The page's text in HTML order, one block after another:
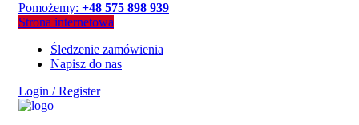
Pomożemy: +48 575 898 939
Strona internetowa
Śledzenie zamówienia
Napisz do nas
Login / Register